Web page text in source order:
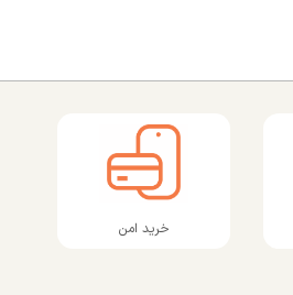
خرید امن